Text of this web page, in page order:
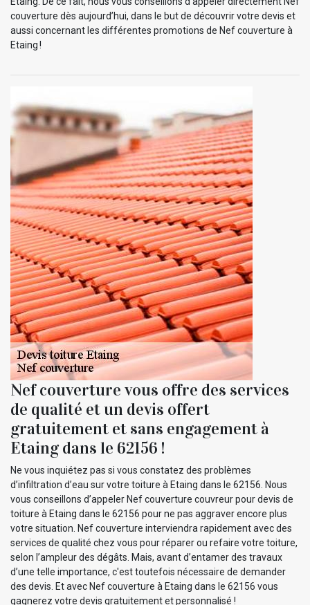
couverture dès aujourd’hui, dans le but de découvrir votre devis et
aussi concernant les différentes promotions de Nef couverture à
Etaing !
Nef couverture vous offre des services
de qualité et un devis offert
gratuitement et sans engagement à
Etaing dans le 62156 !
Ne vous inquiétez pas si vous constatez des problèmes
d’infiltration d’eau sur votre toiture à Etaing dans le 62156. Nous
vous conseillons d’appeler Nef couverture couvreur pour devis de
toiture à Etaing dans le 62156 pour ne pas aggraver encore plus
votre situation. Nef couverture interviendra rapidement avec des
services de qualité chez vous pour réparer ou refaire votre toiture,
selon l’ampleur des dégâts. Mais, avant d’entamer des travaux
d’une telle importance, c'est toutefois nécessaire de demander
des devis. Et avec Nef couverture à Etaing dans le 62156 vous
gagnerez votre devis gratuitement et personnalisé !